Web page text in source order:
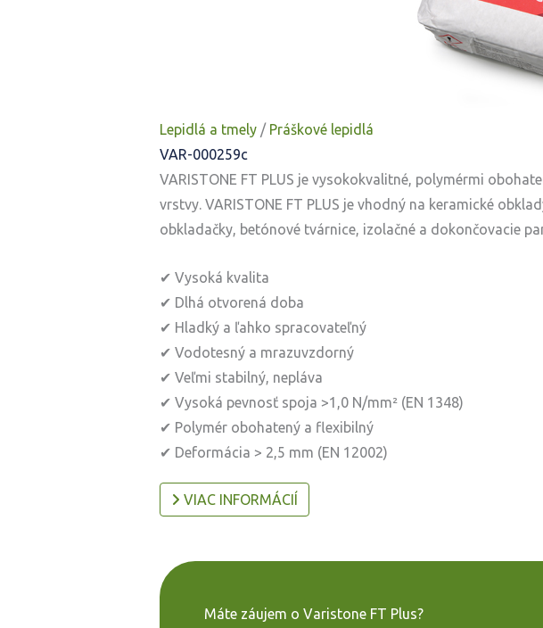
Lepidlá a tmely/ Práškové lepidlá
VAR-000259c
VARISTONE FT PLUS je vysokokvalitné, polymérmi
vrstvy. VARISTONE FT PLUS je vhodný na keramické
obkladačky, betónové tvárnice, izolačné a dokončovacie
✔ Vysoká kvalita
✔ Dlhá otvorená doba
✔ Hladký a ľahko spracovateľný
✔ Vodotesný a mrazuvzdorný
✔ Veľmi stabilný, nepláva
✔ Vysoká pevnosť spoja >1,0 N/mm² (EN 1348)
✔ Polymér obohatený a flexibilný
✔ Deformácia > 2,5 mm (EN 12002)
VIAC INFORMÁCIÍ
Máte záujem o Varistone FT Plus?